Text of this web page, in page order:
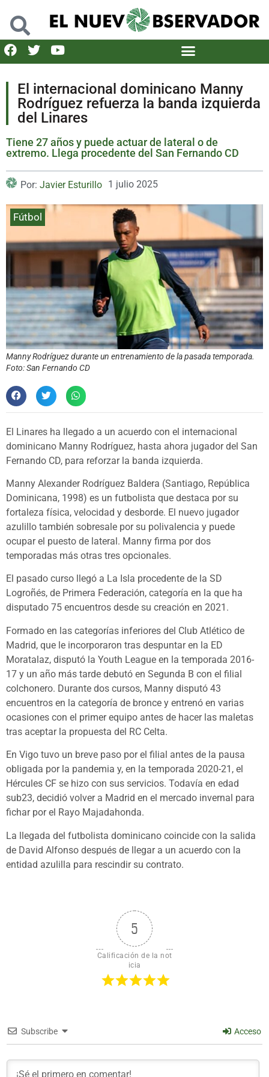
El internacional dominicano Manny
Rodríguez refuerza la banda izquierda
del Linares
Tiene 27 años y puede actuar de lateral o de
extremo. Llega procedente del San Fernando CD
Por: Javier Esturillo 1 julio 2025
Fútbol
Manny Rodríguez durante un entrenamiento de la pasada temporada.
Foto: San Fernando CD
El Linares ha llegado a un acuerdo con el internacional
dominicano Manny Rodríguez, hasta ahora jugador del San
Fernando CD, para reforzar la banda izquierda.
Manny Alexander Rodríguez Baldera (Santiago, República
Dominicana, 1998) es un futbolista que destaca por su
fortaleza física, velocidad y desborde. El nuevo jugador
azulillo también sobresale por su polivalencia y puede
ocupar el puesto de lateral. Manny firma por dos
temporadas más otras tres opcionales.
El pasado curso llegó a La Isla procedente de la SD
Logroñés, de Primera Federación, categoría en la que ha
disputado 75 encuentros desde su creación en 2021.
Formado en las categorías inferiores del Club Atlético de
Madrid, que le incorporaron tras despuntar en la ED
Moratalaz, disputó la Youth League en la temporada 2016-
17 y un año más tarde debutó en Segunda B con el filial
colchonero. Durante dos cursos, Manny disputó 43
encuentros en la categoría de bronce y entrenó en varias
ocasiones con el primer equipo antes de hacer las maletas
tras aceptar la propuesta del RC Celta.
En Vigo tuvo un breve paso por el filial antes de la pausa
obligada por la pandemia y, en la temporada 2020-21, el
Hércules CF se hizo con sus servicios. Todavía en edad
sub23, decidió volver a Madrid en el mercado invernal para
fichar por el Rayo Majadahonda.
La llegada del futbolista dominicano coincide con la salida
de David Alfonso después de llegar a un acuerdo con la
entidad azulilla para rescindir su contrato.
5
Calificación de la not
icia
Subscribe Acceso